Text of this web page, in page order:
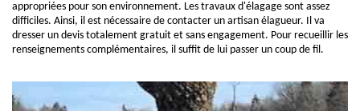
appropriées pour son environnement. Les travaux d'élagage sont assez
difficiles. Ainsi, il est nécessaire de contacter un artisan élagueur. Il va
dresser un devis totalement gratuit et sans engagement. Pour recueillir les
renseignements complémentaires, il suffit de lui passer un coup de fil.